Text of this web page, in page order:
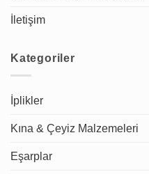
İletişim
Kategoriler
İplikler
Kına & Çeyiz Malzemeleri
Eşarplar